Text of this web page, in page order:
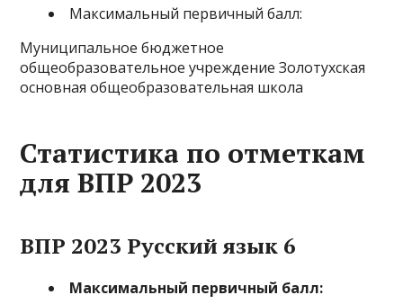
Максимальный первичный балл:
Муниципальное бюджетное
общеобразовательное учреждение Золотухская
основная общеобразовательная школа
Статистика по отметкам
для ВПР 2023
ВПР 2023 Русский язык 6
Максимальный первичный балл: